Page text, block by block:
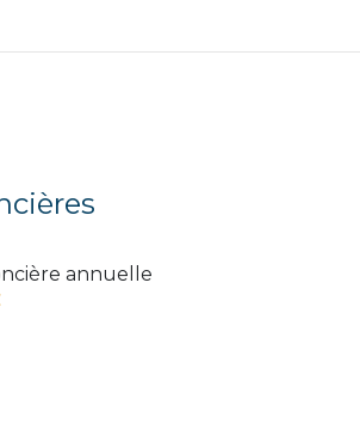
annuelle